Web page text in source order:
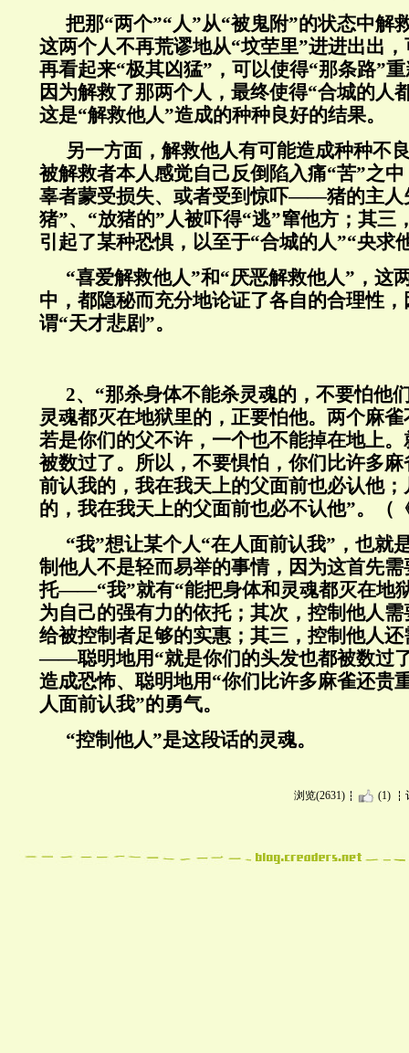
把那“两个”“人”从“被鬼附”的状态中解
这两个人不再荒谬地从“坟茔里”进进出出
再看起来“极其凶猛”，可以使得“那条路”
因为解救了那两个人，最终使得“合城的
这是“解救他人”造成的种种良好的结果。
另一方面，解救他人有可能造成种种不
被解救者本人感觉自己反倒陷入痛“苦”之
辜者蒙受损失、或者受到惊吓——猪的主人
猪”、“放猪的”人被吓得“逃”窜他方；其三
引起了某种恐惧，以至于“合城的人”“央求
“喜爱解救他人”和“厌恶解救他人”，这
中，都隐秘而充分地论证了各自的合理性
谓“天才悲剧”。
2、“那杀身体不能杀灵魂的，不要怕他
灵魂都灭在地狱里的，正要怕他。两个麻
若是你们的父不许，一个也不能掉在地上
被数过了。所以，不要惧怕，你们比许多
前认我的，我在我天上的父面前也必认他
的，我在我天上的父面前也必不认他”。（
“我”想让某个人“在人面前认我”，也就
制他人不是轻而易举的事情，因为这首先
托——“我”就有“能把身体和灵魂都灭在地
为自己的强有力的依托；其次，控制他人
给被控制者足够的实惠；其三，控制他人
——聪明地用“就是你们的头发也都被数过
造成恐怖、聪明地用“你们比许多麻雀还贵
人面前认我”的勇气。
“控制他人”是这段话的灵魂。
浏览(2631) (1)